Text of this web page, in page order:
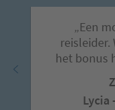
„Een
reisleider.
het bonus
Lycia